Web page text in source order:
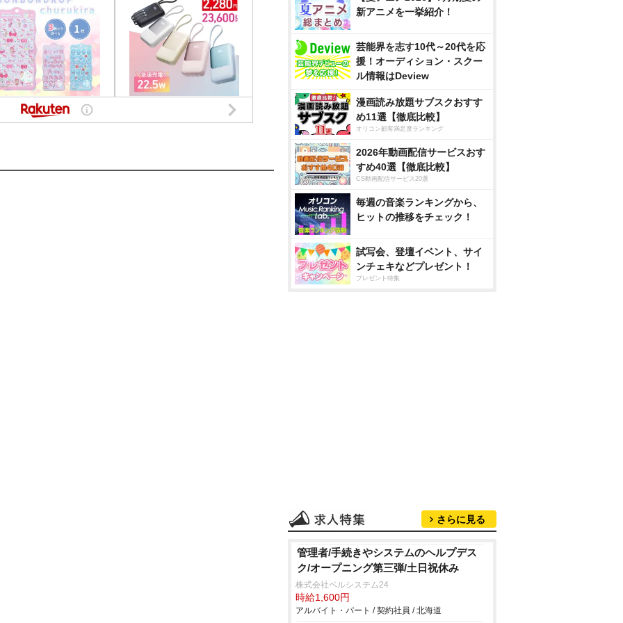
新アニメを一挙紹介！
芸能界を志す10代～20代を応
援！オーディション・スクー
ル情報はDeview
漫画読み放題サブスクおすす
め11選【徹底比較】
オリコン顧客満足度ランキング
2026年動画配信サービスおす
すめ40選【徹底比較】
CS動画配信サービス20選
毎週の音楽ランキングから、
ヒットの推移をチェック！
試写会、登壇イベント、サイ
ンチェキなどプレゼント！
プレゼント特集
さらに見る
管理者/手続きやシステムのヘルプデス
ク/オープニング第三弾/土日祝休み
株式会社ベルシステム24
時給1,600円
アルバイト・パート / 契約社員 / 北海道